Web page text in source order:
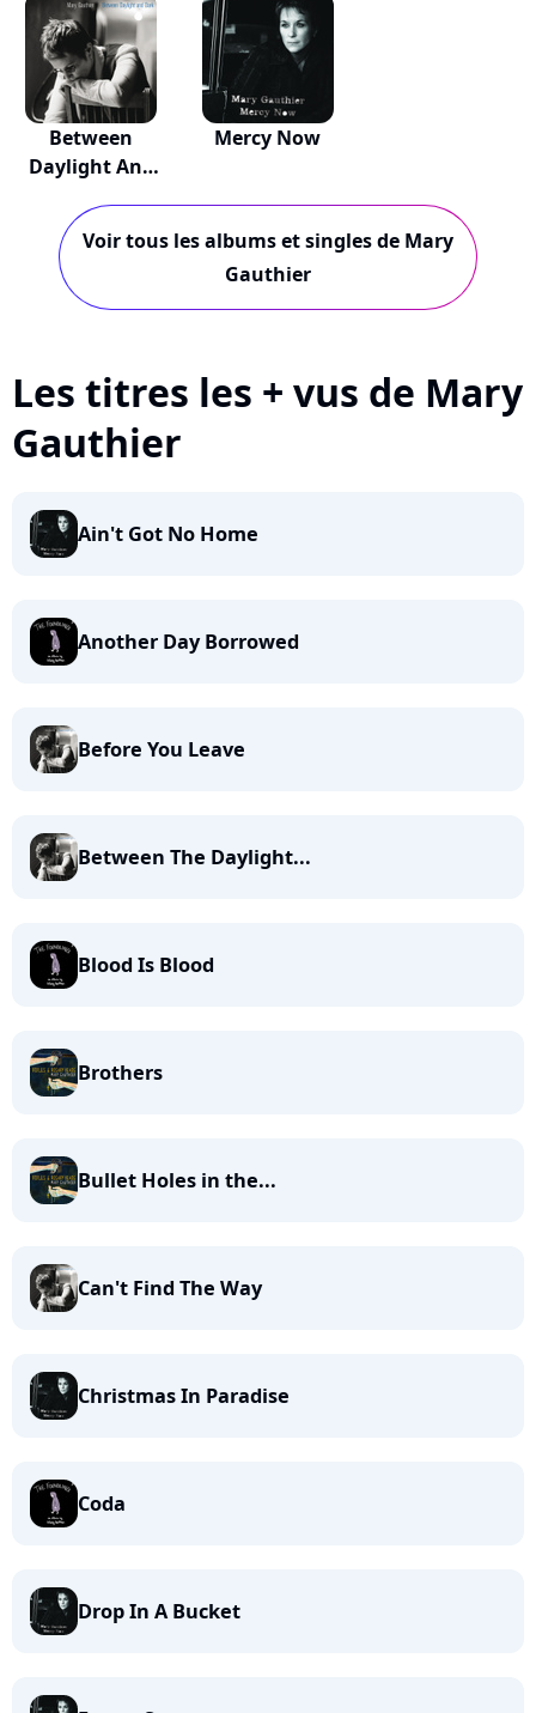
Between
Daylight And
Mercy Now
Voir tous les albums et singles de Mary
Gauthier
Les titres les + vus de Mary
Gauthier
Ain't Got No Home
Another Day Borrowed
Before You Leave
Between The Daylight...
Blood Is Blood
Brothers
Bullet Holes in the...
Can't Find The Way
Christmas In Paradise
Coda
Drop In A Bucket